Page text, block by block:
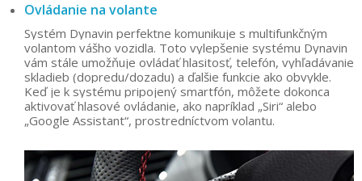
Ovládanie na volante
Systém Dynavin perfektne komunikuje s multifunkčným
volantom vášho vozidla. Toto vylepšenie systému Dynavin
vám stále umožňuje ovládať hlasitosť, telefón, vyhľadávanie
skladieb (dopredu/dozadu) a ďalšie funkcie ako obvykle.
Keď je k systému pripojený smartfón, môžete dokonca
aktivovať hlasové ovládanie, ako napríklad „Siri“ alebo
„Google Assistant“, prostredníctvom volantu.